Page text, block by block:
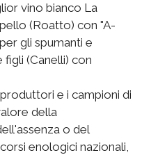
vino bianco La
(Roatto) con "A-
gli spumanti e
(Canelli) con
e i campioni di
della
o del
enologici nazionali,